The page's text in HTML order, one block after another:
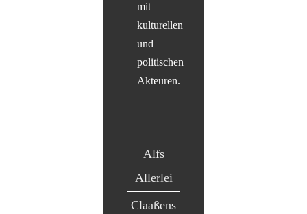
mit
kulturellen
und
politischen
Akteuren.
Alfs
Allerlei
Claaßens